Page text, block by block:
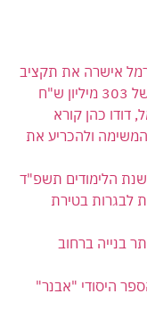
אישרה את תקציב
דודו כהן קורא
ולהכריע את
הלימודים תשפ"ד
לבגרות בטירת
בנייה ברחוב
היסודי "אבנר"